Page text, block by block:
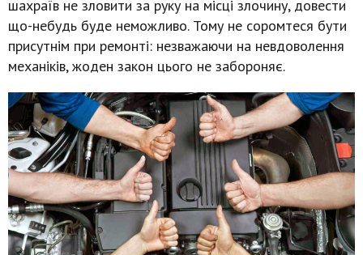
шахраїв не зловити за руку на місці злочину, довести
що-небудь буде неможливо. Тому не соромтеся бути
присутнім при ремонті: незважаючи на невдоволення
механіків, жоден закон цього не забороняє.